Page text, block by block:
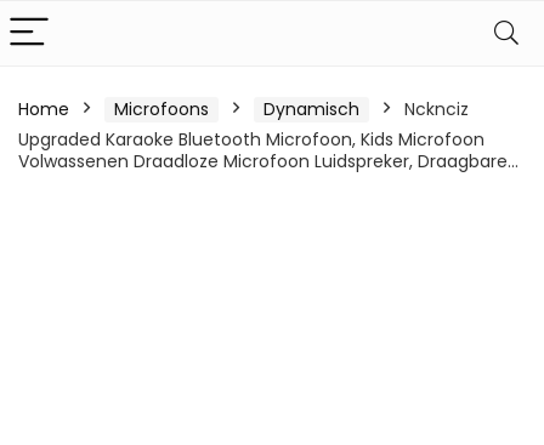
Home Microfoons Dynamisch
Ncknciz
Upgraded Karaoke Bluetooth Microfoon, Kids Microfoon
Volwassenen Draadloze Microfoon Luidspreker, Draagbare…